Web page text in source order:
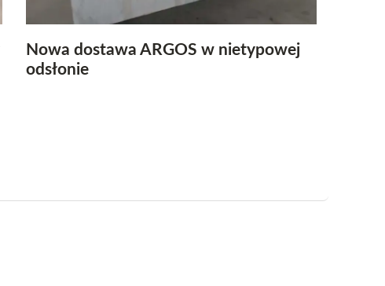
Nowa dostawa ARGOS w nietypowej
odsłonie